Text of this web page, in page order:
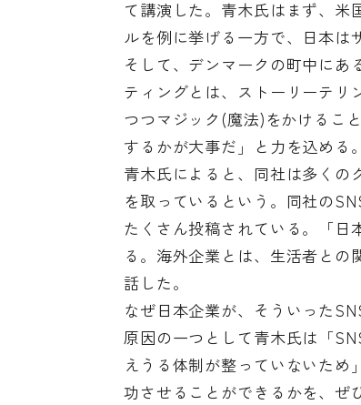
て講演した。青木氏はまず、
ルを例に挙げる一方で、日本は
そして、デンマークの町中にあ
ティングとは、ストーリーテ
つつマジック(魔法)をかけるこ
するかが大事だ」と力を込める
青木氏によると、同社は多くの
を取っているという。同社の
たくさん投稿されている。「日
る。海外企業とは、生活者と
話した。
なぜ日本企業が、そういった
原因の一つとして青木氏は「
えうる体制が整っていないた
功させることができるかを、ぜ